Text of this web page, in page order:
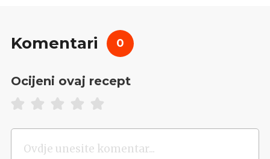
Komentari 0
Ocijeni ovaj recept